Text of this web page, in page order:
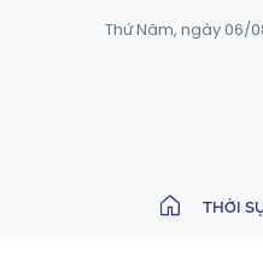
Thứ Năm, ngày 06/
THỜI